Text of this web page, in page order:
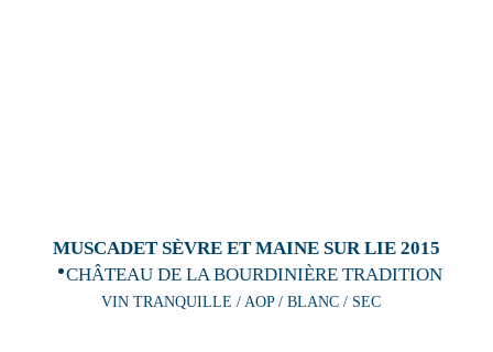
MUSCADET SÈVRE ET MAINE SUR LIE 2015
CHÂTEAU DE LA BOURDINIÈRE TRADITION
VIN TRANQUILLE / AOP / BLANC / SEC